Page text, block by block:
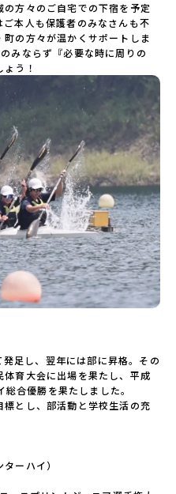
方々のご自宅での下宿を予定
本人も保護者のみなさんも不
の方々が温かくサポートしま
みならず『必要な時に周りの
う！
足し、翌年には部に昇格。その
育大会に出場を果たし、平成
合優勝を果たしました。
とし、部活動と学校生活の充
ーハイ）